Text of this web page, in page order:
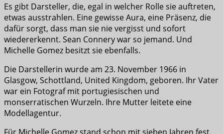
Es gibt Darsteller, die, egal in welcher Rolle sie auftreten,
etwas ausstrahlen. Eine gewisse Aura, eine Präsenz, die
dafür sorgt, dass man sie nie vergisst und sofort
wiedererkennt. Sean Connery war so jemand. Und
Michelle Gomez besitzt sie ebenfalls.
Die Darstellerin wurde am 23. November 1966 in
Glasgow, Schottland, United Kingdom, geboren. Ihr Vater
war ein Fotograf mit portugiesischen und
monserratischen Wurzeln. Ihre Mutter leitete eine
Modellagentur.